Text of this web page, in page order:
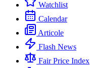
Watchlist
Calendar
Articole
Flash News
Fair Price Index